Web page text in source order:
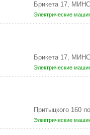
Брикета 17,
Электрические
Брикета 17,
Электрические
Притыцкого 160
Электрические